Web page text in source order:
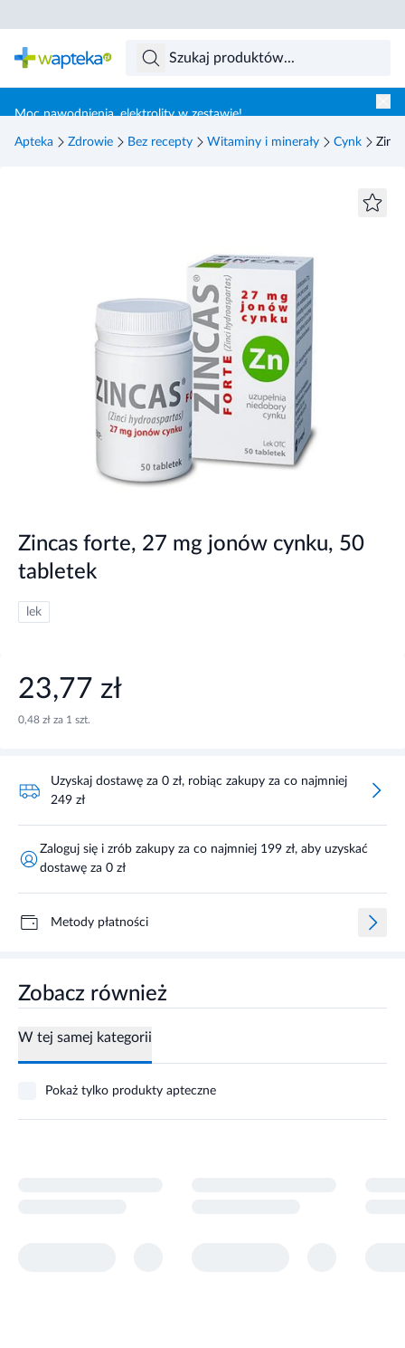
Moc nawodnienia, elektrolity w zestawie!
Apteka Zdrowie Bez recepty Witaminy i minerały Cynk
Zincas forte, 27 mg jonów cynku, 50
tabletek
lek
23,77 zł
0,48 zł za 1 szt.
Uzyskaj dostawę za 0 zł, robiąc zakupy za co najmniej
249 zł
Zaloguj się i zrób zakupy za co najmniej 199 zł, aby uzyskać
dostawę za 0 zł
Metody płatności
Zobacz również
W tej samej kategorii
Pokaż tylko produkty apteczne